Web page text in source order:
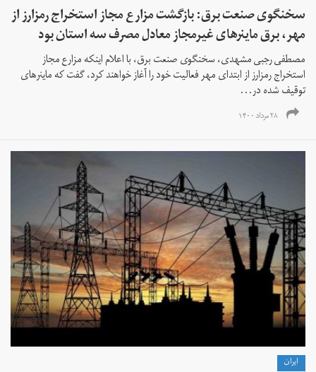
سخنگوی صنعت برق: بازگشت مزارع مجاز استخراج رمزارز از
مهر، برق ماینرهای غیرمجاز معادل مصرف سه استان بود
مصطفی رجبی مشهدی، سخنگوی صنعت برق، با اعلام اینکه مزارع مجاز
استخراج رمزارز از ابتدای مهر فعالیت خود را آغاز خواهند کرد، گفت که ماینرهای
توقیف شده در...
۲۸ مرداد ۱۴۰۰
ايران